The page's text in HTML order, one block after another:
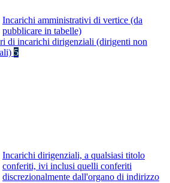
Incarichi amministrativi di vertice (da
pubblicare in tabelle)
di incarichi dirigenziali (dirigenti non
5
Incarichi dirigenziali, a qualsiasi titolo
conferiti, ivi inclusi quelli conferiti
discrezionalmente dall'organo di indirizzo